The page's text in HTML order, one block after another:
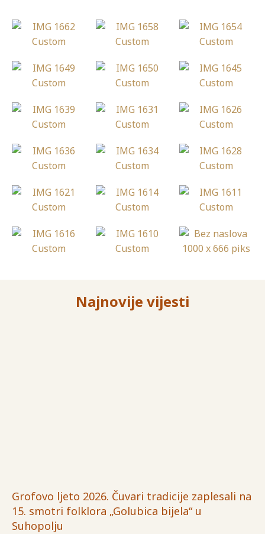
Najnovije vijesti
Grofovo ljeto 2026. Čuvari tradicije zaplesali na
15. smotri folklora „Golubica bijela“ u
Suhopolju